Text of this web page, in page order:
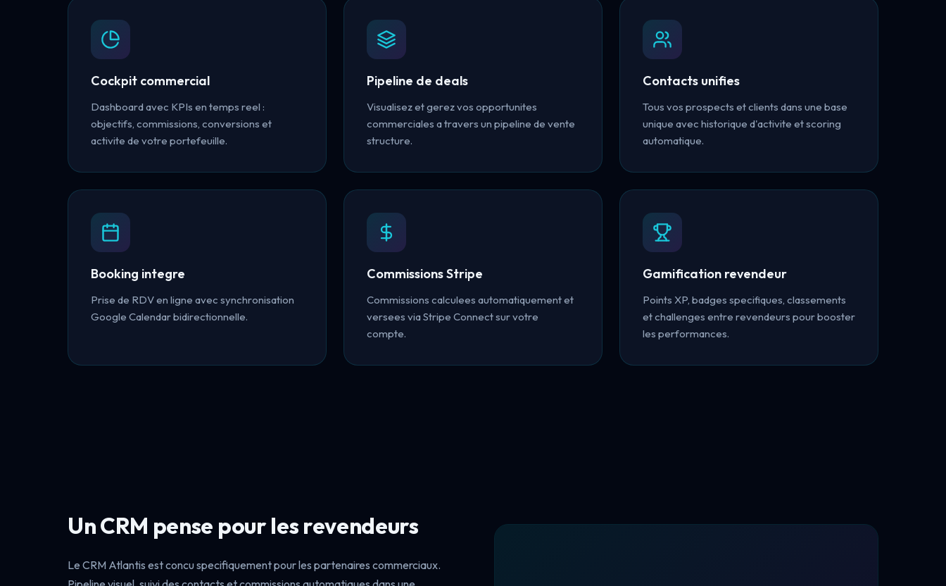
Cockpit commercial
Dashboard avec KPIs en temps reel :
objectifs, commissions, conversions et
activite de votre portefeuille.
Pipeline de deals
Visualisez et gerez vos opportunites
commerciales a travers un pipeline de vente
structure.
Contacts unifies
Tous vos prospects et clients dans une base
unique avec historique d'activite et scoring
automatique.
Booking integre
Prise de RDV en ligne avec synchronisation
Google Calendar bidirectionnelle.
Commissions Stripe
Commissions calculees automatiquement et
versees via Stripe Connect sur votre
compte.
Gamification revendeur
Points XP, badges specifiques, classements
et challenges entre revendeurs pour booster
les performances.
Un CRM pense pour les revendeurs
Le CRM Atlantis est concu specifiquement pour les partenaires commerciaux.